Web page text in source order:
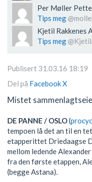
Per Møller
Tips meg
Kjetil Rakkenes
Tips meg
Publisert 31.03.16 18:19
Del på FacebookX
Mistet
DE PANNE / OSLO(
tempoen lå det an til en
etapperittet Driedaagse
mellom ledende
fra den første etappen,
(begge Astana).